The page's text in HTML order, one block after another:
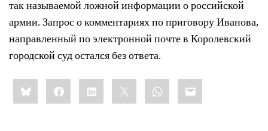
так называемой ложной информации о российской
армии. Запрос о комментариях по приговору Иванова,
направленный по электронной почте в Королевский
городской суд остался без ответа.
Share
this:BlueskyFacebookLinkedIn WhatsApp
Email